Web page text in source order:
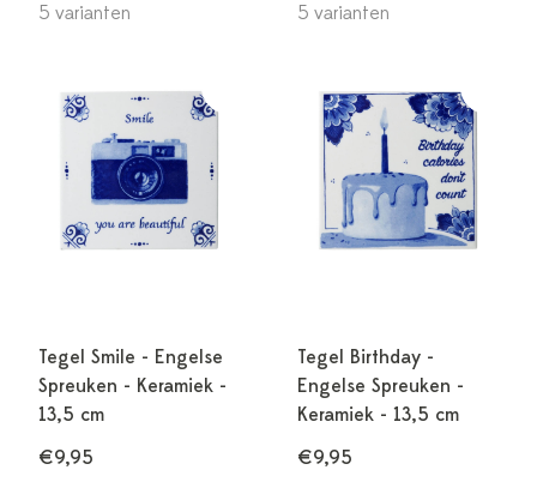
5 varianten
5 varianten
Tegel Smile - Engelse
Spreuken - Keramiek -
13,5 cm
€9,95
Tegel Birthday -
Engelse Spreuken -
Keramiek - 13,5 cm
€9,95